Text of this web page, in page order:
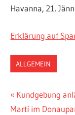
Havanna, 21.
Erklärung auf
ALLGEMEIN
Vorheriger
Beitrag:
Kundgebung
Martí im